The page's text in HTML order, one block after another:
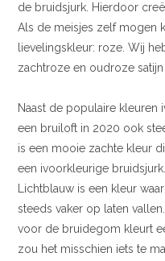
de bruidsjurk. Hierdoor
Als de meisjes zelf mogen
lievelingskleur: roze. Wij
zachtroze en oudroze satijn
Naast de populaire
een bruiloft in 2020 ook
is een mooie zachte kleur
een ivoorkleurige bruidsjurk.
Lichtblauw is een kleur
steeds vaker op laten
voor de bruidegom kleurt
zou het misschien iets te